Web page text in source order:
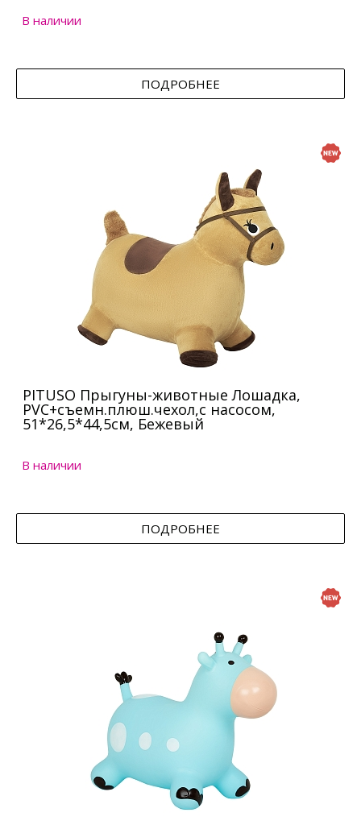
В наличии
ПОДРОБНЕЕ
PITUSO Прыгуны-животные Лошадка,
PVC+съемн.плюш.чехол,с насосом,
51*26,5*44,5см, Бежевый
В наличии
ПОДРОБНЕЕ